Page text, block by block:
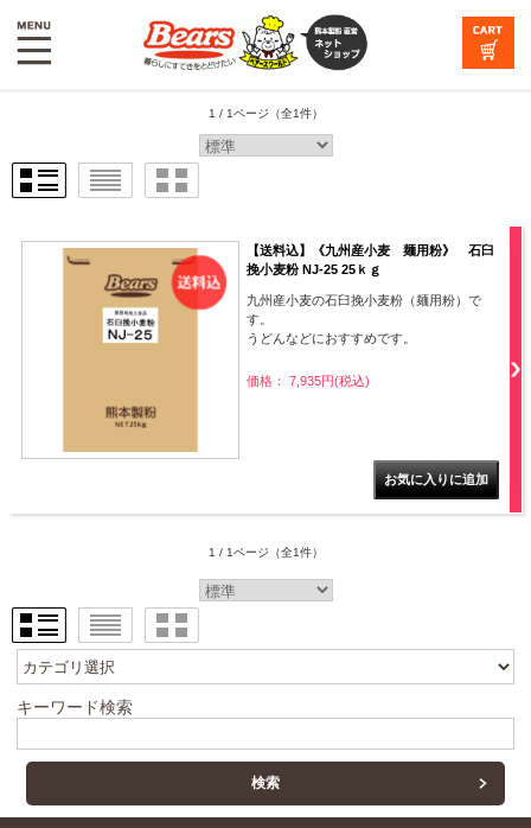
1 / 1ページ （全1件）
【送料込】《九州産小麦 麺用粉》 石臼
挽小麦粉 NJ-25 25ｋｇ
九州産小麦の石臼挽小麦粉（麺用粉）で
す。
うどんなどにおすすめです。
価格： 7,935円(税込)
1 / 1ページ （全1件）
キーワード検索